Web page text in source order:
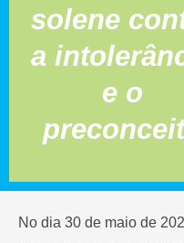
solene
a
e o
No dia 30 de maio de